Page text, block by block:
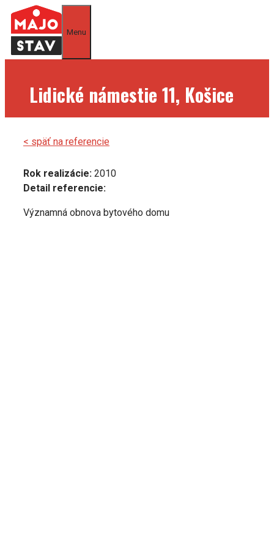
Preskočiť
obsah
Menu
Lidické námestie 11, Košice
< späť na referencie
Rok realizácie: 2010
Detail referencie:
Významná obnova bytového domu